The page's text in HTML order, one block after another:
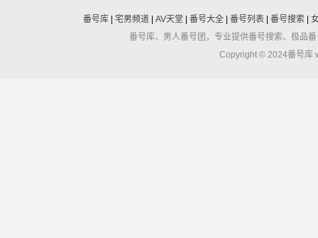
番号库| 宅男频道| AV天堂| 番号大全| 番号列表| 番号搜索|
番号库、男人番号团，专业提供番号搜索、极品
Copyright © 2024番号库